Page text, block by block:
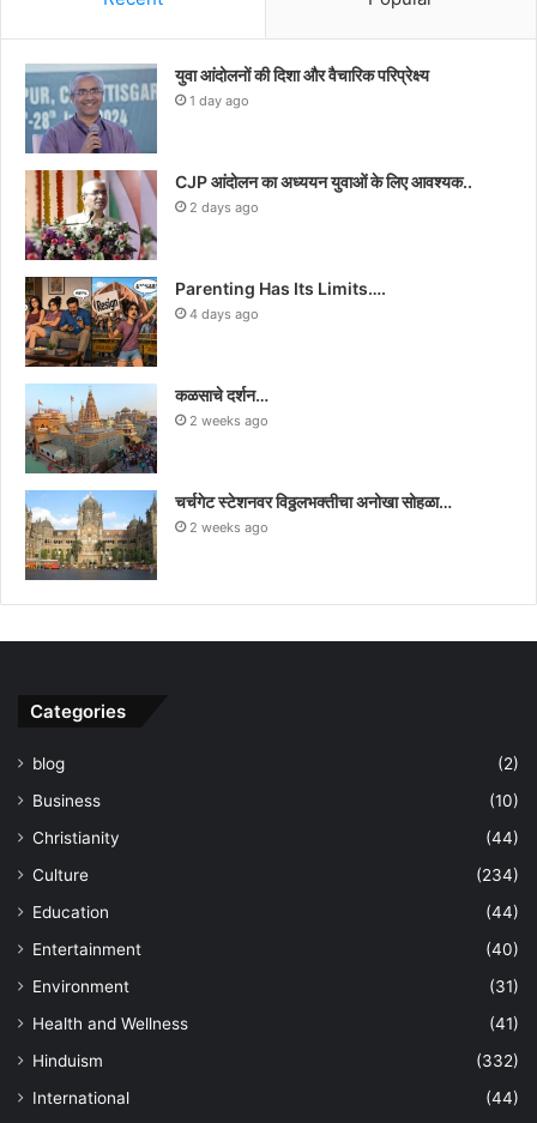
युवा आंदोलनों की दिशा और वैचारिक परिप्रेक्ष्य
1 day ago
CJP आंदोलन का अध्ययन युवाओं के लिए आवश्यक..
2 days ago
Parenting Has Its Limits….
4 days ago
कळसाचे दर्शन…
2 weeks ago
चर्चगेट स्टेशनवर विठ्ठलभक्तीचा अनोखा सोहळा…
2 weeks ago
Categories
blog
(2)
Business
(10)
Christianity
(44)
Culture
(234)
Education
(44)
Entertainment
(40)
Environment
(31)
Health and Wellness
(41)
Hinduism
(332)
International
(44)